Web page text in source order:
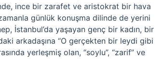
ince bir zarafet ve aristokrat bir hava
günlük konuşma dilinde de yerini
İstanbul’da yaşayan genç bir kadın, bir
arkadaşına “O gerçekten bir leydi gibi
yerleşmiş olan, “soylu”, “zarif” ve